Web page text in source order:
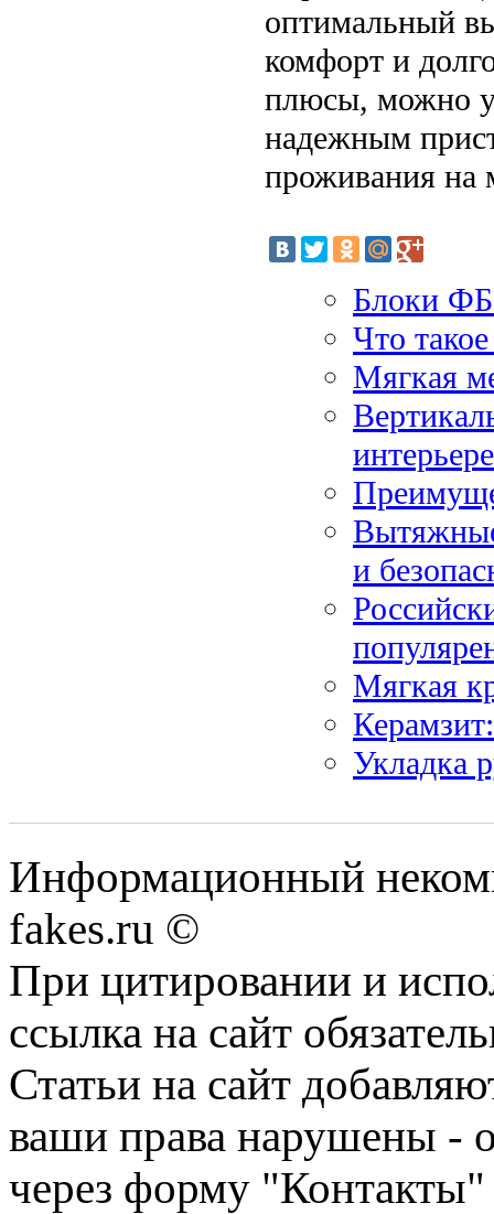
оптимальный
комфорт и
плюсы, можно
надежным
проживания на
Блоки
Что
Мягкая
интерьере
и
Мягкая
Укладка
Информационный
fakes.ru ©
При цитировании и
ссылка на сайт
Статьи на сайт
ваши права нарушены -
через форму "Контакты"